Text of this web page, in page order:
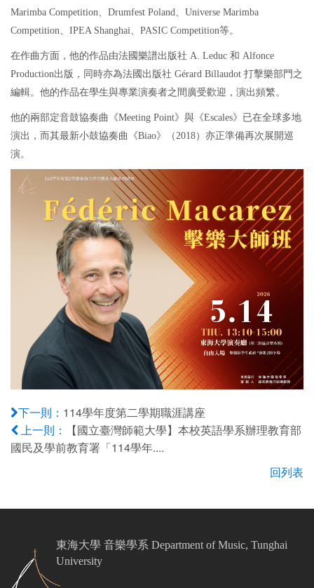
Marimba Competition、Drumfest Poland、Universe Marimba
Competition、IPEA Shanghai、PASIC Competition等。
在作曲方面，他的作品由法國樂譜出版社 A. Leduc 和 Alfonce
Production出版，同時亦為法國出版社 Gérard Billaudot 打擊樂部門之
編輯。他的作品在學生與專業演奏者之間廣受歡迎，演出頻繁。
他的兩部定音鼓協奏曲《Meeting Point》與《Escales》已在全球多地
演出，而其最新小鼓協奏曲《Biao》（2018）亦正準備再次展開巡
演。
下一則： 114學年度第二學期職涯講座
上一則：
【國立臺灣師範大學】本校英語學系辦理教育部
國民及學前教育署「114學年....
回列表
東海大學 音樂學系 Department of Music, Tunghai
University